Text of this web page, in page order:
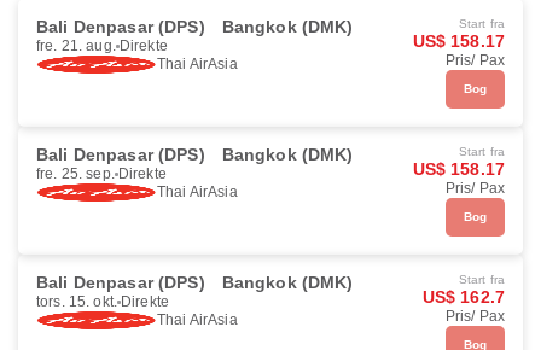
Bali Denpasar (DPS) Bangkok (DMK)
fre. 21. aug. Direkte
Thai AirAsia
Start fra
US$ 158.17
Pris/ Pax
Bog
Bali Denpasar (DPS) Bangkok (DMK)
fre. 25. sep. Direkte
Thai AirAsia
Start fra
US$ 158.17
Pris/ Pax
Bog
Bali Denpasar (DPS) Bangkok (DMK)
tors. 15. okt. Direkte
Thai AirAsia
Start fra
US$ 162.7
Pris/ Pax
Bog